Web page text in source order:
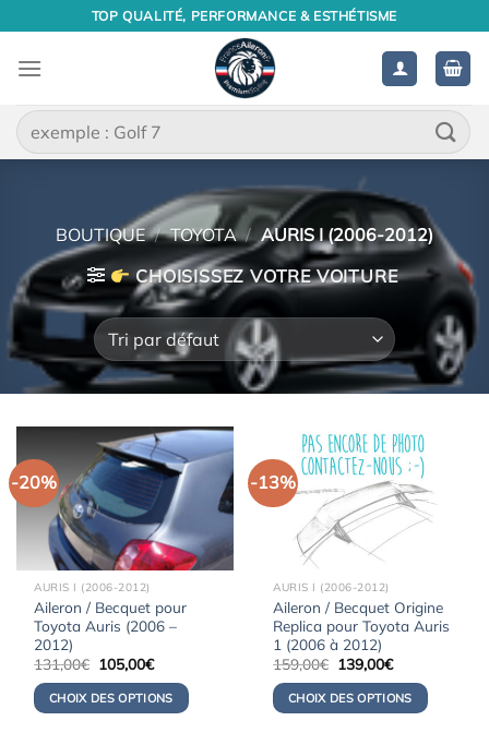
contenu
TOP QUALITÉ, PERFORMANCE & ESTHÉTISME
Recherche
pour :
BOUTIQUE / TOYOTA / AURIS I (2006-2012)
CHOISISSEZ VOTRE VOITURE
-20%
AURIS I (2006-2012)
Aileron / Becquet pour
Toyota Auris (2006 –
2012)
131,00€ Le
prix
initial
était :
131,00€.
105,00€Le
actuel
est :
105,00€.
CHOIX DES OPTIONS
-13%
AURIS I (2006-2012)
Aileron / Becquet Origine
Replica pour Toyota Auris
1 (2006 à 2012)
159,00€ Le
initial
était :
159,00€.
139,00€Le
actuel
est :
139,00€.
CHOIX DES OPTIONS